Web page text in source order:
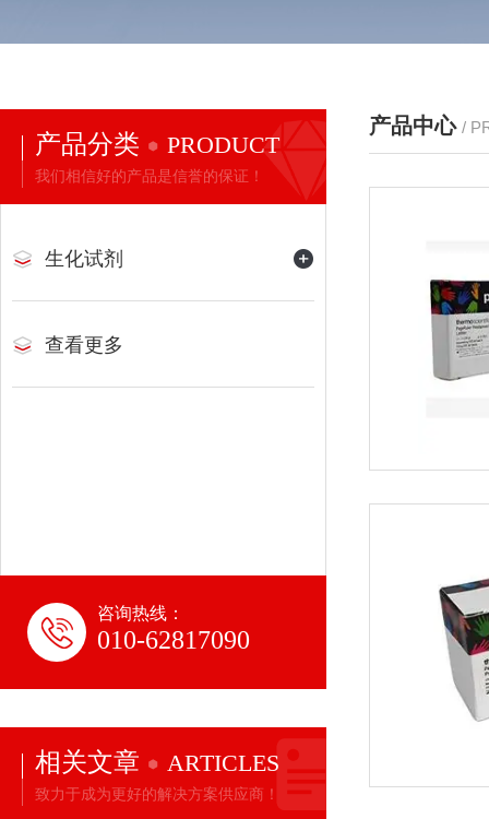
产品分类 PRODUCT
我们相信好的产品是信誉的保证！
生化试剂
查看更多
咨询热线：
010-62817090
相关文章 ARTICLES
致力于成为更好的解决方案供应商！
产品中心 /